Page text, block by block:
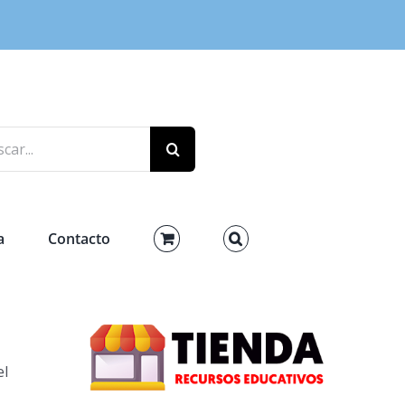
Contacto